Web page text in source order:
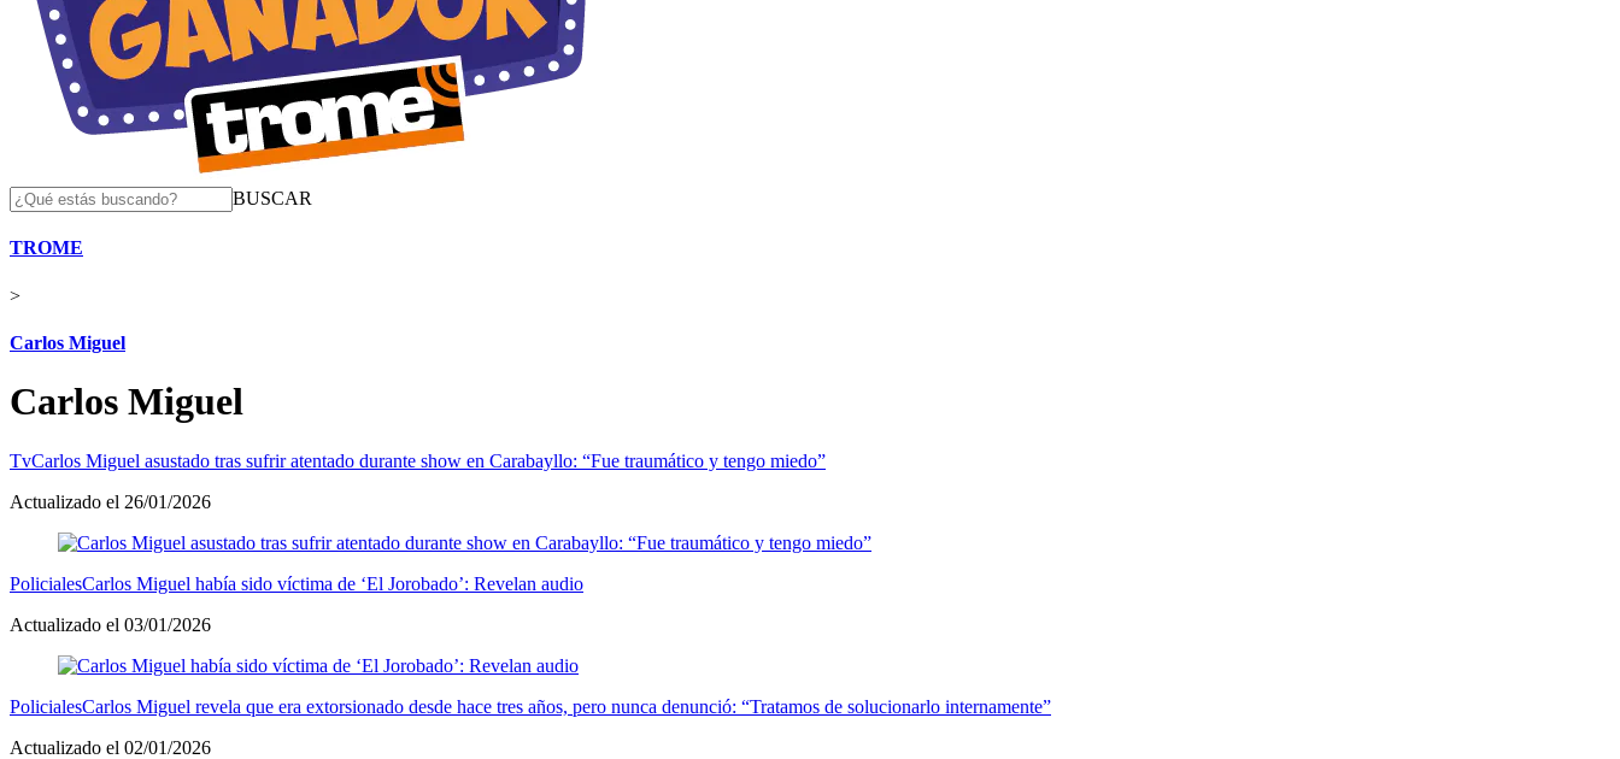
BUSCAR
TROME
>
Carlos Miguel
Carlos Miguel
TvCarlos Miguel asustado tras sufrir atentado durante show en Carabayllo: “Fue traumático y tengo miedo”
Actualizado el 26/01/2026
PolicialesCarlos Miguel había sido víctima de ‘El Jorobado’: Revelan audio
Actualizado el 03/01/2026
PolicialesCarlos Miguel revela que era extorsionado desde hace tres años, pero nunca denunció: “Tratamos de solucionarlo internamente”
Actualizado el 02/01/2026